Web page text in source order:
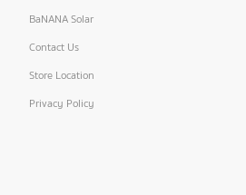
BaNANA Solar
Contact Us
Store Location
Privacy Policy